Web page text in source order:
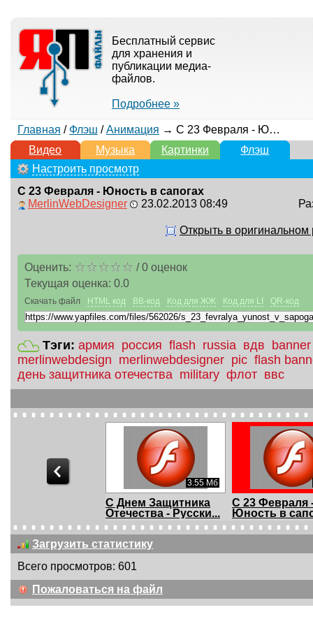
Бесплатный сервис
для хранения и
публикации медиа-
файлов.
Подробнее »
Главная / Флэш /Анимация → С 23 Февраля - Юность в сапогах
Видео
Музыка Картинки
Флэш
Настроить просмотр
С 23 Февраля - Юность в сапогах
MerlinWebDesigner
23.02.2013 08:49
Открыть в оригинальном
Оценить: /0оценок
Текущая оценка: 0.0
Скачать файл HTML код BB-код Код для ЖЖ Код для LI QR-код
Тэги: армия россия flash russia вдв
banner
merlinwebdesign merlinwebdesigner pic flash
день защитника отечества military флот ввс
2.2 Мб 3.55 Мб
С Днем Защитника
Отечества - Русски...
С 23 Февраля
Юность в
05:20
- Михаил
01:54
Отче Наш Дивна
Бабкины
Загрузить статистику
Всего просмотров: 601
Пожаловаться на файл